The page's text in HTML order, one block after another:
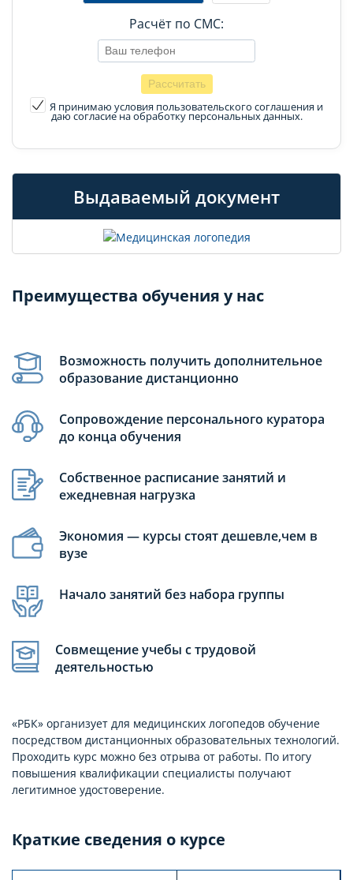
Расчёт по СМС:
Я принимаю условия пользовательского соглашения и
даю согласие на обработку персональных данных.
Выдаваемый документ
Преимущества обучения у нас
Возможность получить дополнительное
образование дистанционно
Сопровождение персонального куратора
до конца обучения
Собственное расписание занятий и
ежедневная нагрузка
Экономия — курсы стоят дешевле,чем в
вузе
Начало занятий без набора группы
Совмещение учебы с трудовой
деятельностью
«РБК» организует для медицинских логопедов обучение
посредством дистанционных образовательных технологий.
Проходить курс можно без отрыва от работы. По итогу
повышения квалификации специалисты получают
легитимное удостоверение.
Краткие сведения о курсе